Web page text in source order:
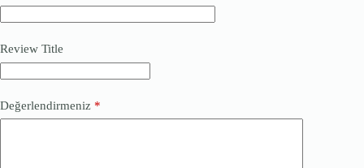
Review Title
Değerlendirmeniz *